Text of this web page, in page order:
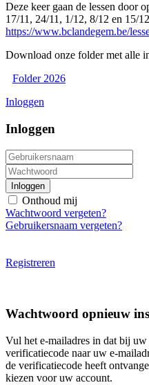
Deze keer gaan de lessen door
17/11, 24/11, 1/12, 8/12 en 15/
https://www.bclandegem.be/
Download onze folder met alle
Folder 2026
Inloggen
Inloggen
Inloggen
Onthoud mij
Wachtwoord vergeten?
Gebruikersnaam vergeten?
Registreren
Wachtwoord opnieuw
Vul het e-mailadres in dat bij
verificatiecode naar uw e-
de verificatiecode heeft
kiezen voor uw account.